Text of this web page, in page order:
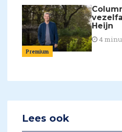
Premium
Heijn
4
Lees ook